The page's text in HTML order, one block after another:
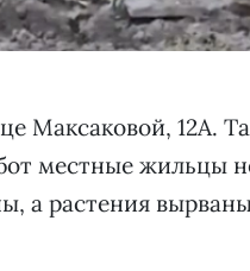
Максаковой, 12А.
местные жильцы
а растения